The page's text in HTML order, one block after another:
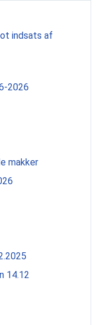
indsats af
2026
makker
14.12